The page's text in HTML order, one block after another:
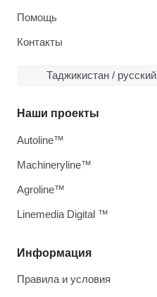
Помощь
Контакты
Таджикистан / русский
Информация
Правила и условия
Наши проекты
Autoline™
Machineryline™
Agroline™
Linemedia Digital ™